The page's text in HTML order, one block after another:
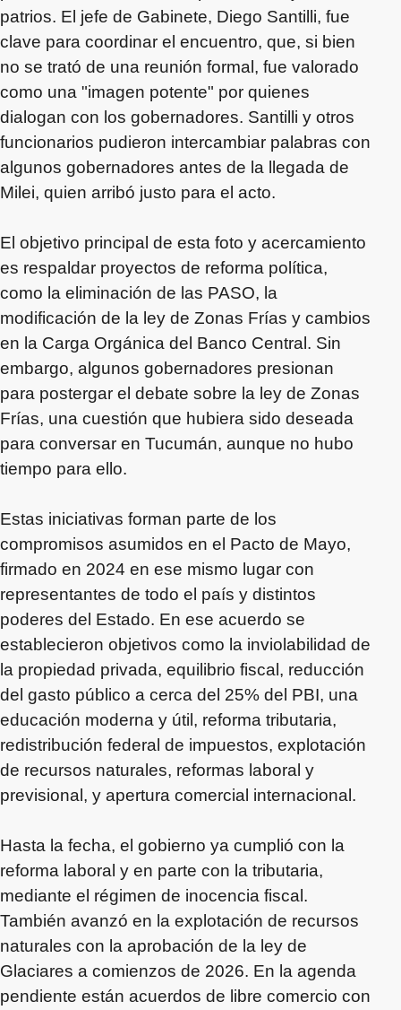
patrios. El jefe de Gabinete, Diego Santilli, fue
clave para coordinar el encuentro, que, si bien
no se trató de una reunión formal, fue valorado
como una "imagen potente" por quienes
dialogan con los gobernadores. Santilli y otros
funcionarios pudieron intercambiar palabras con
algunos gobernadores antes de la llegada de
Milei, quien arribó justo para el acto.
El objetivo principal de esta foto y acercamiento
es respaldar proyectos de reforma política,
como la eliminación de las PASO, la
modificación de la ley de Zonas Frías y cambios
en la Carga Orgánica del Banco Central. Sin
embargo, algunos gobernadores presionan
para postergar el debate sobre la ley de Zonas
Frías, una cuestión que hubiera sido deseada
para conversar en Tucumán, aunque no hubo
tiempo para ello.
Estas iniciativas forman parte de los
compromisos asumidos en el Pacto de Mayo,
firmado en 2024 en ese mismo lugar con
representantes de todo el país y distintos
poderes del Estado. En ese acuerdo se
establecieron objetivos como la inviolabilidad de
la propiedad privada, equilibrio fiscal, reducción
del gasto público a cerca del 25% del PBI, una
educación moderna y útil, reforma tributaria,
redistribución federal de impuestos, explotación
de recursos naturales, reformas laboral y
previsional, y apertura comercial internacional.
Hasta la fecha, el gobierno ya cumplió con la
reforma laboral y en parte con la tributaria,
mediante el régimen de inocencia fiscal.
También avanzó en la explotación de recursos
naturales con la aprobación de la ley de
Glaciares a comienzos de 2026. En la agenda
pendiente están acuerdos de libre comercio con